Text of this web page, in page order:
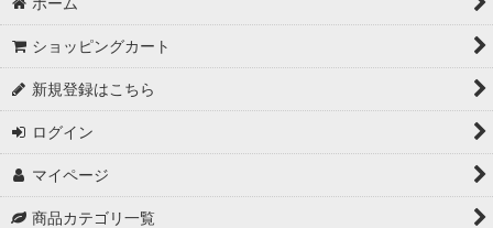
ショッピングカート
新規登録はこちら
ログイン
マイページ
商品カテゴリ一覧